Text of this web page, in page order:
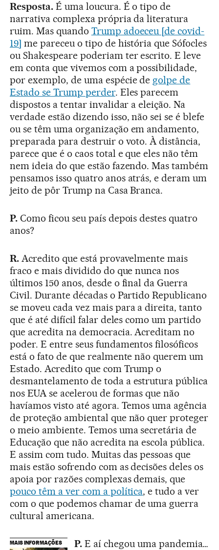
Resposta. É uma loucura. É o tipo de
narrativa complexa própria da literatura
ruim. Mas quando Trump adoeceu [de covid-
19] me pareceu o tipo de história que Sófocles
ou Shakespeare poderiam ter escrito. E leve
em conta que vivemos com a possibilidade,
por exemplo, de uma espécie de golpe de
Estado se Trump perder. Eles parecem
dispostos a tentar invalidar a eleição. Na
verdade estão dizendo isso, não sei se é blefe
ou se têm uma organização em andamento,
preparada para destruir o voto. À distância,
parece que é o caos total e que eles não têm
nem ideia do que estão fazendo. Mas também
pensamos isso quatro anos atrás, e deram um
jeito de pôr Trump na Casa Branca.
P. Como ficou seu país depois destes quatro
anos?
R. Acredito que está provavelmente mais
fraco e mais dividido do que nunca nos
últimos 150 anos, desde o final da Guerra
Civil. Durante décadas o Partido Republicano
se moveu cada vez mais para a direita, tanto
que é até difícil falar deles como um partido
que acredita na democracia. Acreditam no
poder. E entre seus fundamentos filosóficos
está o fato de que realmente não querem um
Estado. Acredito que com Trump o
desmantelamento de toda a estrutura pública
nos EUA se acelerou de formas que não
havíamos visto até agora. Temos uma agência
de proteção ambiental que não quer proteger
o meio ambiente. Temos uma secretária de
Educação que não acredita na escola pública.
E assim com tudo. Muitas das pessoas que
mais estão sofrendo com as decisões deles os
apoia por razões complexas demais, que
pouco têm a ver com a política, e tudo a ver
com o que podemos chamar de uma guerra
cultural americana.
MAIS INFORMAÇÕES P. E aí chegou uma pandemia…